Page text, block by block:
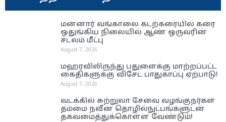
மன்னார் வங்காலை கடற்கரையில் கரை
ஒதுங்கிய நிலையில் ஆண் ஒருவரின்
சடலம் மீட்பு
August 7, 2026
மஹரவிலிருந்து பதுளைக்கு மாற்றப்பட்ட
கைதிகளுக்கு விசேட பாதுகாப்பு ஏற்பாடு!
August 7, 2026
வடக்கில் சுற்றுலா சேவை வழங்குநர்கள்
தம்மை நவீன தொழில்நுட்பங்களுடன்
தகவமைத்துக்கொள்ள வேண்டும்!